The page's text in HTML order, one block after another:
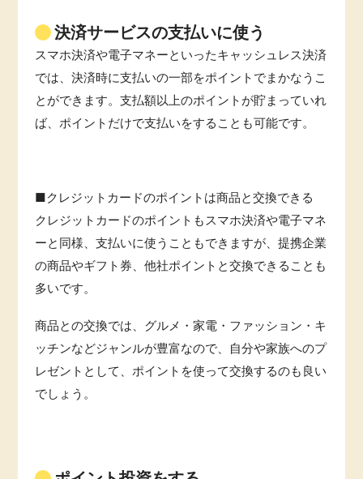
決済サービスの支払いに使う
スマホ決済や電子マネーといったキャッシュレス決済
では、決済時に支払いの一部をポイントでまかなうこ
とができます。支払額以上のポイントが貯まっていれ
ば、ポイントだけで支払いをすることも可能です。
■クレジットカードのポイントは商品と交換できる
クレジットカードのポイントもスマホ決済や電子マネ
ーと同様、支払いに使うこともできますが、提携企業
の商品やギフト券、他社ポイントと交換できることも
多いです。
商品との交換では、グルメ・家電・ファッション・キ
ッチンなどジャンルが豊富なので、自分や家族へのプ
レゼントとして、ポイントを使って交換するのも良い
でしょう。